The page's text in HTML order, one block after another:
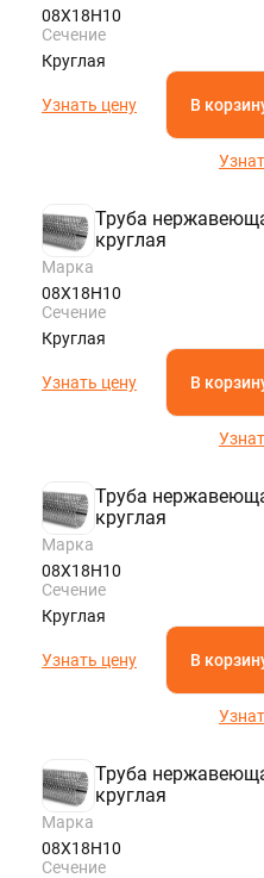
08Х18Н10
Сечение
Круглая
Узнать цену В
Труба
круглая
Марка
08Х18Н10
Сечение
Круглая
Узнать цену В
Труба
круглая
Марка
08Х18Н10
Сечение
Круглая
Узнать цену В
Труба
круглая
Марка
08Х18Н10
Сечение